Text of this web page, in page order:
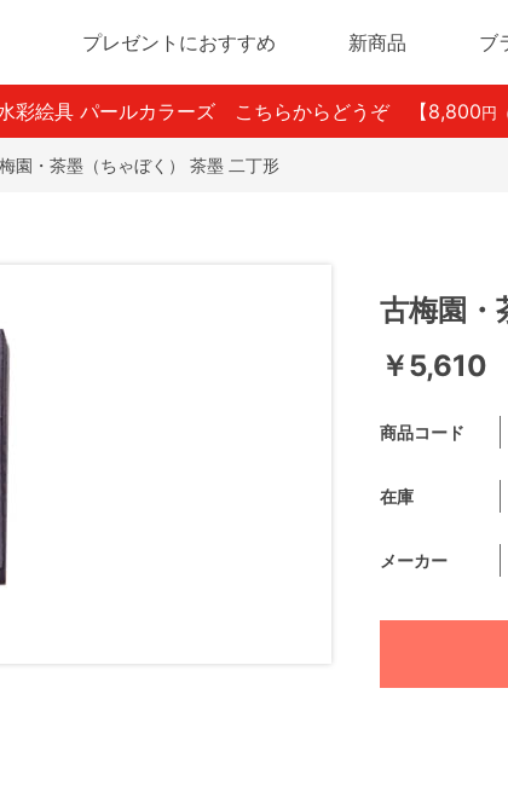
プレゼントにおすすめ 新商品 ブ
彩絵具 パールカラーズ こちらからどうぞ 【8,800 円
園・茶墨（ちゃぼく） 茶墨 二丁形
古梅園・
￥5,610
商品コード
在庫
メーカー